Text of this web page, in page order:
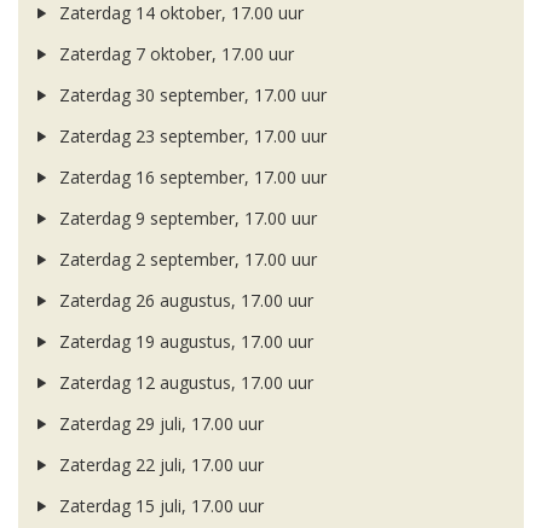
Zaterdag 14 oktober, 17.00 uur
Zaterdag 7 oktober, 17.00 uur
Zaterdag 30 september, 17.00 uur
Zaterdag 23 september, 17.00 uur
Zaterdag 16 september, 17.00 uur
Zaterdag 9 september, 17.00 uur
Zaterdag 2 september, 17.00 uur
Zaterdag 26 augustus, 17.00 uur
Zaterdag 19 augustus, 17.00 uur
Zaterdag 12 augustus, 17.00 uur
Zaterdag 29 juli, 17.00 uur
Zaterdag 22 juli, 17.00 uur
Zaterdag 15 juli, 17.00 uur